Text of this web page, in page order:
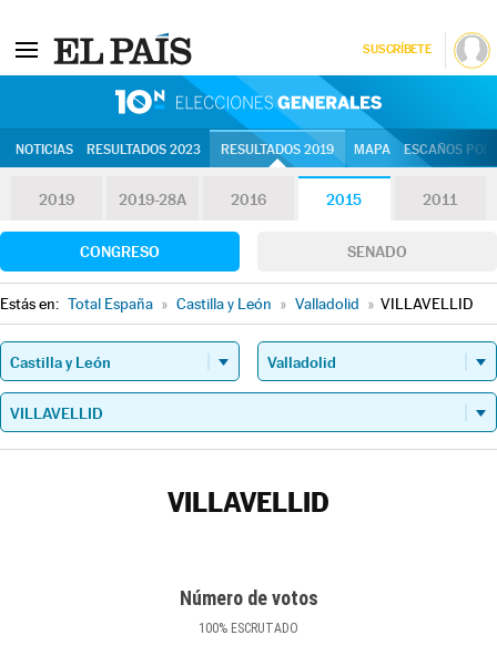
SUSCRÍBETE
NOTICIAS RESULTADOS 2023 RESULTADOS 2019 MAPA ESCAÑOS
2019 2019-28A 2016 2015 2011
CONGRESO SENADO
Estás en: Total España » Castilla y León » Valladolid » VILLAVELLID
VILLAVELLID
Número de votos
100% ESCRUTADO